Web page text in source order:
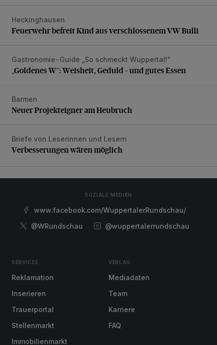
Feuerwehr befreit Kind aus verschlossenem VW Bulli
Heckinghausen
Feuerwehr befreit Kind aus verschlossenem VW Bulli
„Goldenes W“: Weisheit, Geduld – und gutes Essen
Gastronomie-Guide „So schmeckt Wuppertal!“
„Goldenes W“: Weisheit, Geduld – und gutes Essen
Neuer Projekteigner am Heubruch
Barmen
Neuer Projekteigner am Heubruch
Verbesserungen wären möglich
Briefe von Leserinnen und Lesern
Verbesserungen wären möglich
SOZIALE MEDIEN
www.facebook.com/WuppertalerRundschau/
@WRundschau
@wuppertalerrundschau
SERVICES
Reklamation
Inserieren
Trauerportal
Stellenmarkt
Immobilienmarkt
VERLAG
Mediadaten
Team
Karriere
FAQ